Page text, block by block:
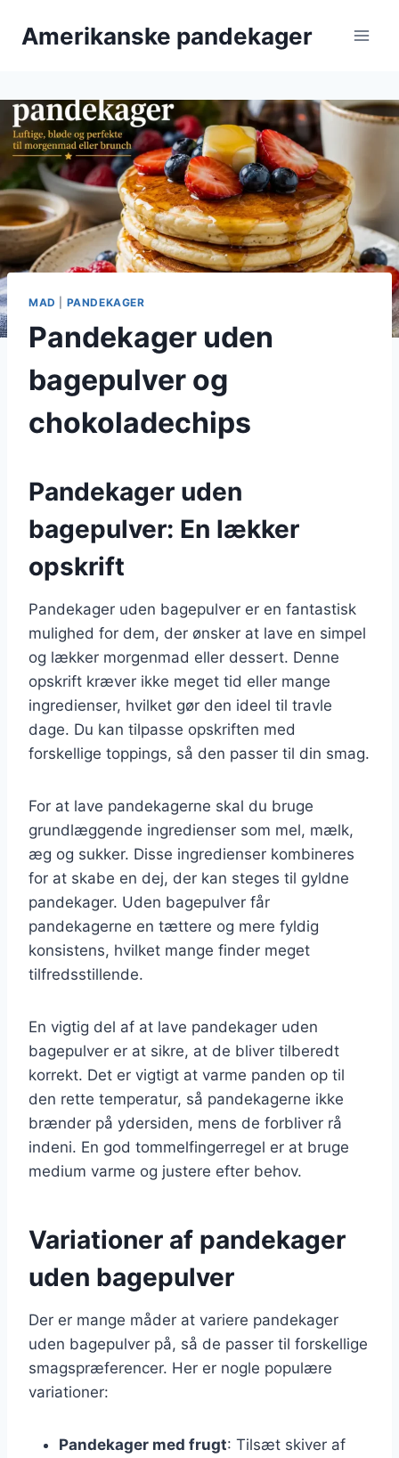
Amerikanske pandekager
MAD PANDEKAGER
Pandekager uden
bagepulver og
chokoladechips
Pandekager uden
bagepulver: En lækker
opskrift
Pandekager uden bagepulver er en fantastisk
mulighed for dem, der ønsker at lave en simpel
og lækker morgenmad eller dessert. Denne
opskrift kræver ikke meget tid eller mange
ingredienser, hvilket gør den ideel til travle
dage. Du kan tilpasse opskriften med
forskellige toppings, så den passer til din smag.
For at lave pandekagerne skal du bruge
grundlæggende ingredienser som mel, mælk,
æg og sukker. Disse ingredienser kombineres
for at skabe en dej, der kan steges til gyldne
pandekager. Uden bagepulver får
pandekagerne en tættere og mere fyldig
konsistens, hvilket mange finder meget
tilfredsstillende.
En vigtig del af at lave pandekager uden
bagepulver er at sikre, at de bliver tilberedt
korrekt. Det er vigtigt at varme panden op til
den rette temperatur, så pandekagerne ikke
brænder på ydersiden, mens de forbliver rå
indeni. En god tommelfingerregel er at bruge
medium varme og justere efter behov.
Variationer af pandekager
uden bagepulver
Der er mange måder at variere pandekager
uden bagepulver på, så de passer til forskellige
smagspræferencer. Her er nogle populære
variationer:
Pandekager med frugt: Tilsæt skiver af